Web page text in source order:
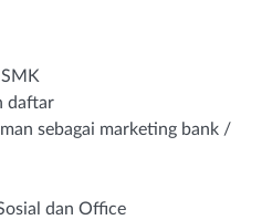
daftar
sebagai marketing bank /
dan Office